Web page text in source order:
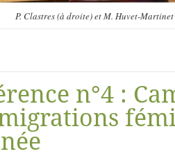
P. Clastres (à droite) et M. Huvet-
n°4 :